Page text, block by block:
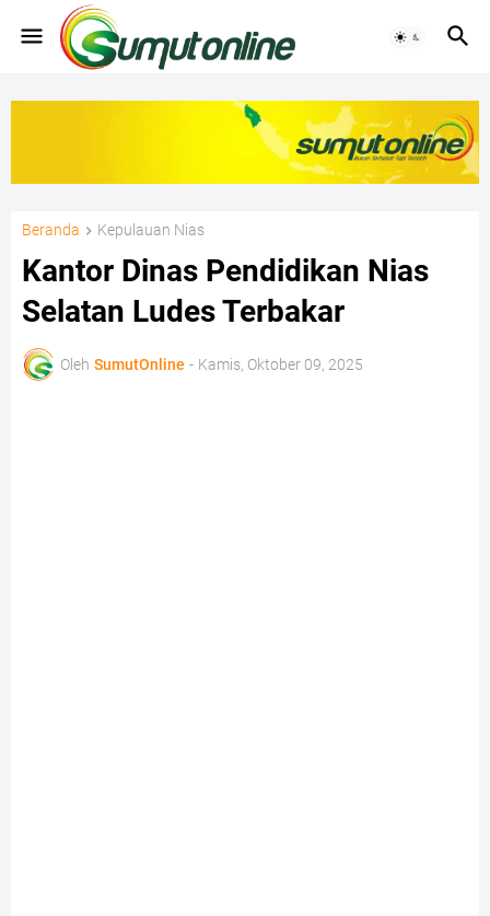
Beranda Kepulauan Nias
Kantor Dinas Pendidikan Nias
Selatan Ludes Terbakar
Oleh SumutOnline - Kamis, Oktober 09, 2025